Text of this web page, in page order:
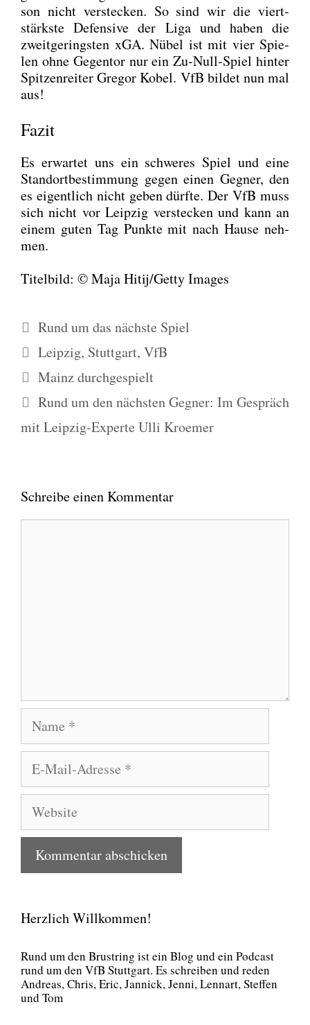
son nicht ver­ste­cken. So sind wir die viert­
stärks­te Defen­si­ve der Liga und haben die
zweit­ge­rings­ten xGA. Nübel ist mit vier Spie­
len ohne Gegen­tor nur ein Zu-Null-Spiel hin­ter
Spit­zen­rei­ter Gre­gor Kobel. VfB bil­det nun mal
aus!
Fazit
Es erwar­tet uns ein schwe­res Spiel und eine
Stand­ort­be­stim­mung gegen einen Geg­ner, den
es eigent­lich nicht geben dürf­te. Der VfB muss
sich nicht vor Leip­zig ver­ste­cken und kann an
einem guten Tag Punk­te mit nach Hau­se neh­
men.
Titel­bild: © Maja Hitij/Getty Images
Kategorien
Rund um das nächste Spiel
Schlagwörter
Leipzig, Stuttgart, VfB
Mainz durchgespielt
Rund um den nächsten Gegner: Im Gespräch
mit Leipzig-Experte Ulli Kroemer
Schreibe einen Kommentar
Kommentar
Name
E-
Mail-
Adresse
Website
Herzlich Willkommen!
Rund um den Brust­ring ist ein Blog und ein Pod­cast
rund um den VfB Stutt­gart. Es schrei­ben und reden
Andre­as, Chris, Eric, Jan­nick, Jen­ni, Lenn­art, Stef­fen
und Tom